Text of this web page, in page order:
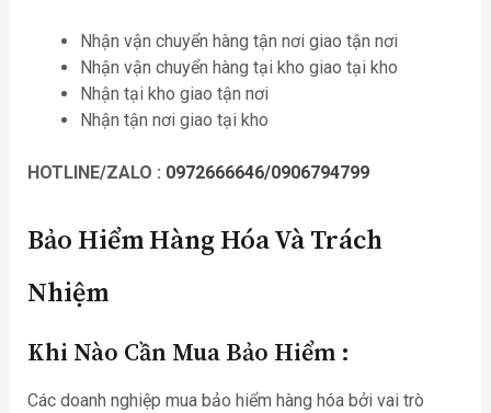
Nhận vận chuyển hàng tận nơi giao tận nơi
Nhận vận chuyển hàng tại kho giao tại kho
Nhận tại kho giao tận nơi
Nhận tận nơi giao tại kho
HOTLINE/ZALO : 0972666646/0906794799
Bảo Hiểm Hàng Hóa Và Trách
Nhiệm
Khi Nào Cần Mua Bảo Hiểm:
Các doanh nghiệp mua bảo hiểm hàng hóa bởi vai trò